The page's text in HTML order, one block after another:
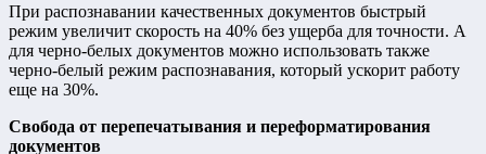
При распознавании качественных документов быстрый
режим увеличит скорость на 40% без ущерба для точности. А
для черно-белых документов можно использовать также
черно-белый режим распознавания, который ускорит работу
еще на 30%.
Свобода от перепечатывания и переформатирования
документов